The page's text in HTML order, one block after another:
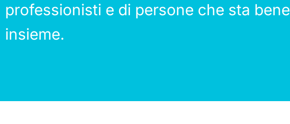
professionisti e di persone che sta bene
insieme.